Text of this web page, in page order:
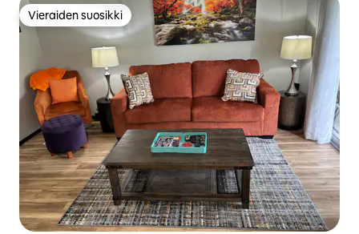
Vieraiden suosikki
Vieraiden suosikki